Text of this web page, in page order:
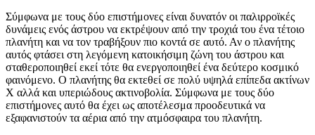
Σύμφωνα με τους δύο επιστήμονες είναι δυνατόν οι παλιρροϊκές
δυνάμεις ενός άστρου να εκτρέψουν από την τροχιά του ένα τέτοιο
πλανήτη και να τον τραβήξουν πιο κοντά σε αυτό. Αν ο πλανήτης
αυτός φτάσει στη λεγόμενη κατοικήσιμη ζώνη του άστρου και
σταθεροποιηθεί εκεί τότε θα ενεργοποιηθεί ένα δεύτερο κοσμικό
φαινόμενο. Ο πλανήτης θα εκτεθεί σε πολύ υψηλά επίπεδα ακτίνων
Χ αλλά και υπεριώδους ακτινοβολία. Σύμφωνα με τους δύο
επιστήμονες αυτό θα έχει ως αποτέλεσμα προοδευτικά να
εξαφανιστούν τα αέρια από την ατμόσφαιρα του πλανήτη.